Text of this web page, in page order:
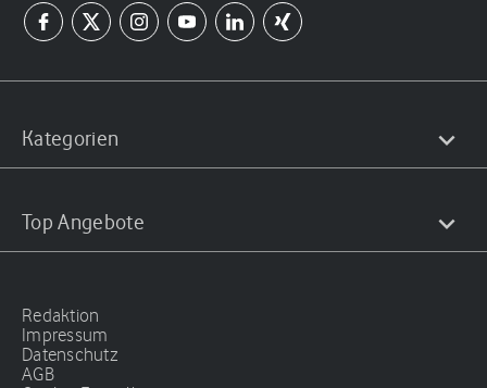
Kategorien
Top Angebote
Redaktion
Impressum
Datenschutz
AGB